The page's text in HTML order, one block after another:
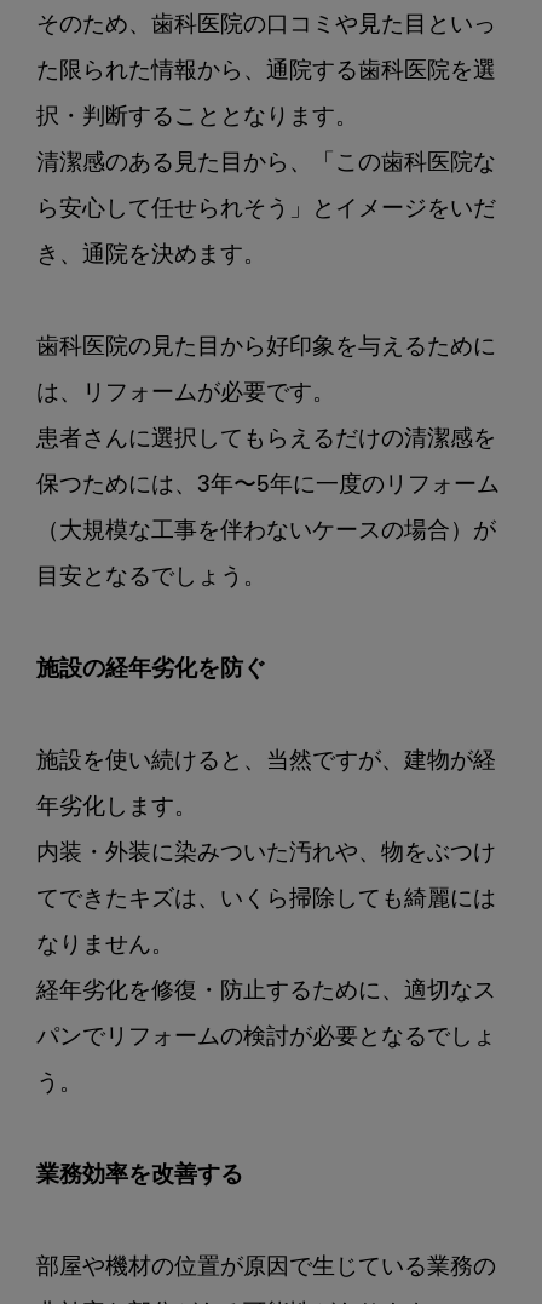
そのため、歯科医院の口コミや見た目といっ
た限られた情報から、通院する歯科医院を選
択・判断することとなります。
清潔感のある見た目から、「この歯科医院な
ら安心して任せられそう」とイメージをいだ
き、通院を決めます。
歯科医院の見た目から好印象を与えるために
は、リフォームが必要です。
患者さんに選択してもらえるだけの清潔感を
保つためには、3年〜5年に一度のリフォーム
（大規模な工事を伴わないケースの場合）が
目安となるでしょう。
施設の経年劣化を防ぐ
施設を使い続けると、当然ですが、建物が経
年劣化します。
内装・外装に染みついた汚れや、物をぶつけ
てできたキズは、いくら掃除しても綺麗には
なりません。
経年劣化を修復・防止するために、適切なス
パンでリフォームの検討が必要となるでしょ
う。
業務効率を改善する
部屋や機材の位置が原因で生じている業務の